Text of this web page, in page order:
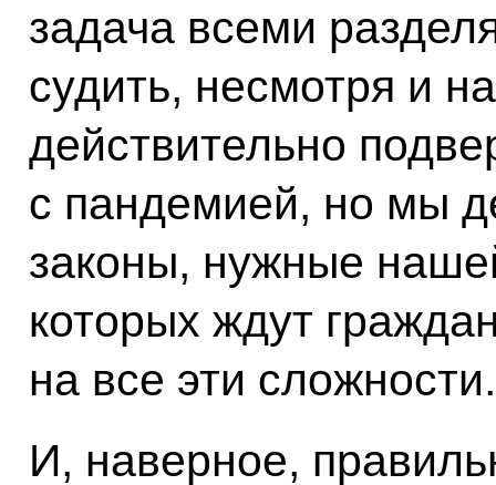
задача всеми
судить, несмотря и
действительно
с пандемией, но мы
законы, нужные
которых ждут
на все эти сложности.
И, наверное,